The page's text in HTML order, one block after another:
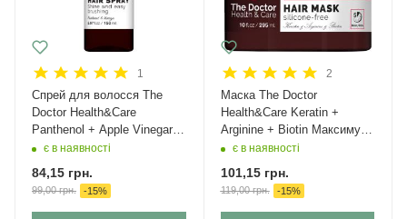
1
Спрей для волосся The
Doctor Health&Care
Panthenol + Apple Vinegar
Реконструкція 150 мл
є в наявності
84,15 грн.
99,00грн. -15%
2
Маска The Doctor
Health&Care Keratin +
Arginine + Biotin Максимум
енергії 295 мл
є в наявності
101,15грн.
119,00грн. -15%